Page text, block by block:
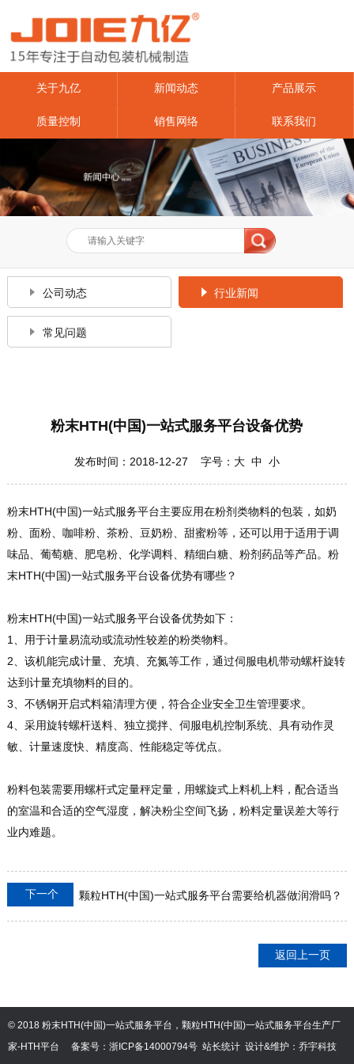
关于九亿 新闻动态 产品展示
质量控制 销售网络 联系我们
公司动态 行业新闻
常见问题
粉末HTH(中国)一站式服务平台设备优势
发布时间：2018-12-27 字号： 大 中 小
粉末HTH(中国)一站式服务平台主要应用在粉剂类物料的包装，如奶
粉、面粉、咖啡粉、茶粉、豆奶粉、甜蜜粉等，还可以用于适用于调
味品、葡萄糖、肥皂粉、化学调料、精细白糖、粉剂药品等产品。粉
末HTH(中国)一站式服务平台设备优势有哪些？
粉末HTH(中国)一站式服务平台设备优势如下：
1、用于计量易流动或流动性较差的粉类物料。
2、该机能完成计量、充填、充氮等工作，通过伺服电机带动螺杆旋转
达到计量充填物料的目的。
3、不锈钢开启式料箱清理方便，符合企业安全卫生管理要求。
4、采用旋转螺杆送料、独立搅拌、伺服电机控制系统、具有动作灵
敏、计量速度快、精度高、性能稳定等优点。
粉料包装需要用螺杆式定量秤定量，用螺旋式上料机上料，配合适当
的室温和合适的空气湿度，解决粉尘空间飞扬，粉料定量误差大等行
业内难题。
下一个 颗粒HTH(中国)一站式服务平台需要给机器做润滑吗？
返回上一页
© 2018 粉末HTH(中国)一站式服务平台，颗粒HTH(中国)一站式服务平台生产厂
家-HTH平台
备案号： 浙ICP备14000794号 站长统计 设计&维护： 乔宇科技